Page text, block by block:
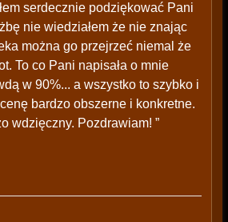
serdecznie podziękować Pani
nie wiedziałem że nie znając
można go przejrzeć niemal że
To co Pani napisała o mnie
w 90%... a wszystko to szybko i
bardzo obszerne i konkretne.
wdzięczny. Pozdrawiam! ”